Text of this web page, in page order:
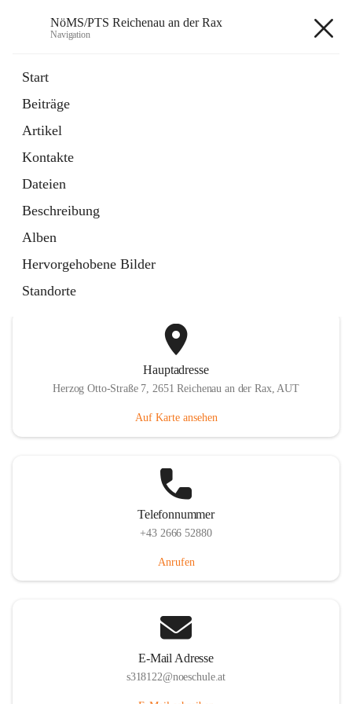
NöMS/PTS Reichenau an der Rax
Navigation
Start
Beiträge
Artikel
Kontakte
Dateien
Beschreibung
Alben
Hervorgehobene Bilder
Standorte
Hans Lanner Regionalmusik Schulverband
öffnet
in
neuem
Tab
Externe Webseite
in
Tab
Hauptadresse
Herzog Otto-Straße 7, 2651 Reichenau an der Rax, AUT
Auf Karte ansehen
Telefonnummer
+43 2666 52880
Anrufen
E-Mail Adresse
s318122@noeschule.at